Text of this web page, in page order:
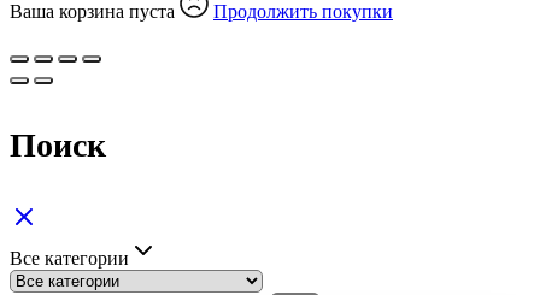
Ваша корзина пуста Продолжить покупки
Поиск
Все категории